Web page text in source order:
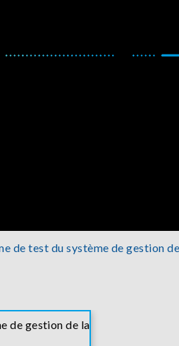
de test du système de gestion
de gestion de la